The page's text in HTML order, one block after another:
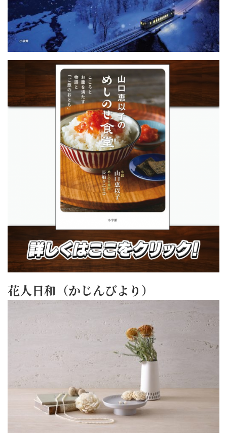
花人日和（かじんびより）